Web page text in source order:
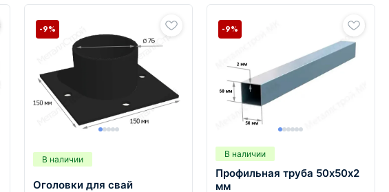
В наличии
Оголовки для свай
-9%
В наличии
Профильная труба 50х50х2
мм
-9%